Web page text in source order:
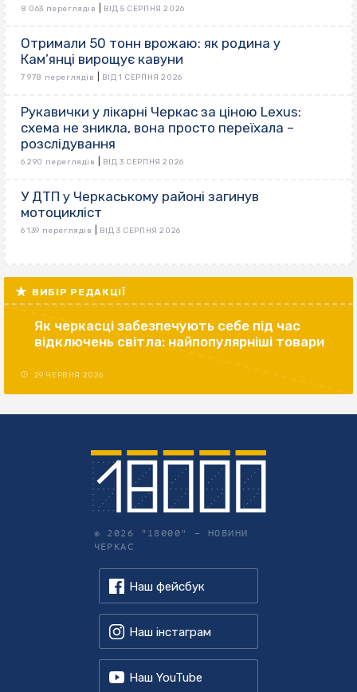
8 063 переглядів ВІД 5 СЕРПНЯ 2026
Отримали 50 тонн врожаю: як родина у
Кам’янці вирощує кавуни
7 978 переглядів ВІД 1 СЕРПНЯ 2026
Рукавички у лікарні Черкас за ціною Lexus:
схема не зникла, вона просто переїхала –
розслідування
6 290 переглядів ВІД 3 СЕРПНЯ 2026
У ДТП у Черкаському районі загинув
мотоцикліст
6 139 переглядів ВІД 3 СЕРПНЯ 2026
ВИБІР РЕДАКЦІЇ
Як черкасці забезпечують себе під час
відключень світла: найпопулярніші товари
29 ЧЕРВНЯ 2026
© 2026 "18000" – НОВИНИ
ЧЕРКАС
Наш фейсбук
Наш інстаграм
Наш YouTube